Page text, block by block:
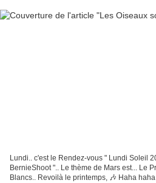
Lundi.. c'est le Rendez-vous " Lundi Soleil
BernieShoot ".. Le thème de Mars est... Le
Blancs.. Revoilà le printemps, 🎶 Haha